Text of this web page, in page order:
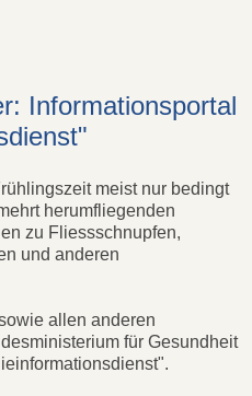
Informationsportal
meist nur bedingt
herumfliegenden
zu Fliessschnupfen,
und anderen
allen anderen
für Gesundheit